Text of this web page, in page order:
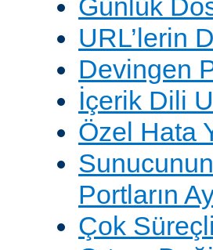
Günlük
URL’lerin
Devingen
İçerik Dili
Özel Hata
Portların
Çok